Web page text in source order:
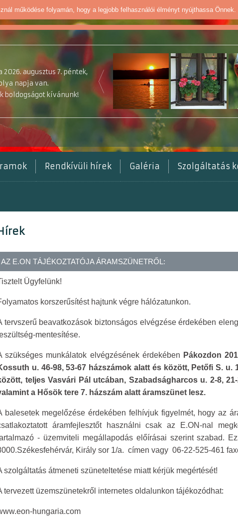
működése folyamán, hogy a legjobb felhasználói élményt nyújthassa Önnek.
2026. augusztus 7. péntek,
napja van.
boldogságot kívánunk!
Rendkívüli hírek Galéria Szolgáltatás
AZ E.ON TÁJÉKOZTATÓJA ÁRAMSZÜNETRŐL:
Ügyfelünk!
korszerűsítést hajtunk végre hálózatunkon.
tervszerű beavatkozások biztonságos elvégzése érdekében
mentesítése.
szükséges munkálatok elvégzésének érdekében Pákozdon
u. 46-98, 53-67 házszámok alatt és között, Petőfi S. u.
teljes Vasvári Pál utcában, Szabadságharcos u. 2-8,
a Hősök tere 7. házszám alatt áramszünet lesz.
balesetek megelőzése érdekében felhívjuk figyelmét, hogy az
áramfejlesztőt használni csak az E.ON-nal
- üzemviteli megállapodás előírásai szerint szabad.
Király sor 1/a. címen vagy 06-22-525-461
szolgáltatás átmeneti szüneteltetése miatt kérjük megértését!
tervezett üzemszünetekről internetes oldalunkon tájékozódhat:
hungaria.com